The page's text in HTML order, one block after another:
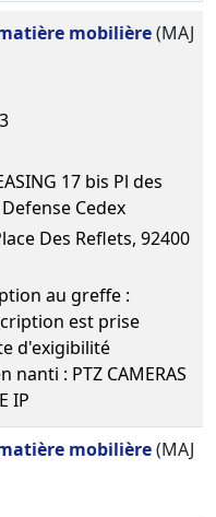
verbal
commissaire
aux
comptes
Décision(s)
de
l'associé
Démission
de directeur
mobilière(MAJ
17 bis Pl des
Cedex
Des Reflets, 92400
au greffe :
est prise
d'exigibilité
: PTZ CAMERAS
IP
mobilière(MAJ